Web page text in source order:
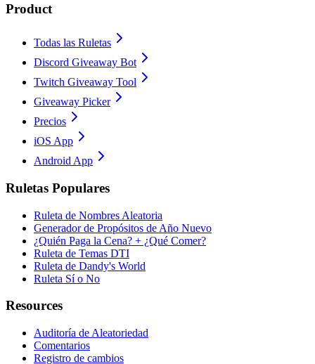
Product
Todas las Ruletas
Discord Giveaway Bot
Twitch Giveaway Tool
Giveaway Picker
Precios
iOS App
Android App
Ruletas Populares
Ruleta de Nombres Aleatoria
Generador de Propósitos de Año Nuevo
¿Quién Paga la Cena? + ¿Qué Comer?
Ruleta de Temas DTI
Ruleta de Dandy's World
Ruleta Sí o No
Resources
Auditoría de Aleatoriedad
Comentarios
Registro de cambios